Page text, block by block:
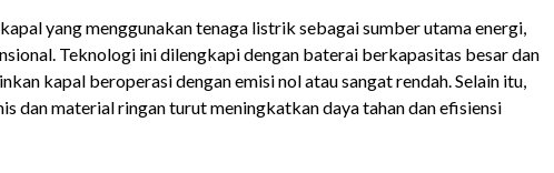
yang menggunakan tenaga listrik sebagai sumber utama energi,
Teknologi ini dilengkapi dengan baterai berkapasitas besar dan
kapal beroperasi dengan emisi nol atau sangat rendah. Selain itu,
dan material ringan turut meningkatkan daya tahan dan efisiensi